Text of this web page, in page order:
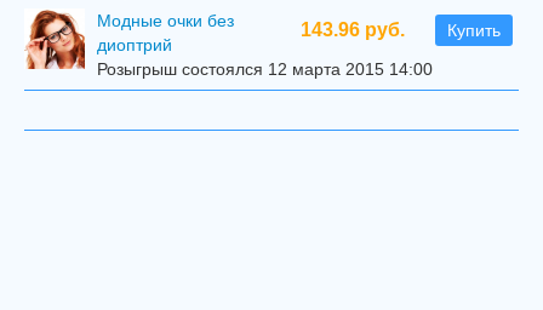
143.96 руб. Купить
Модные очки без
диоптрий
Розыгрыш состоялся 12 марта 2015 14:00